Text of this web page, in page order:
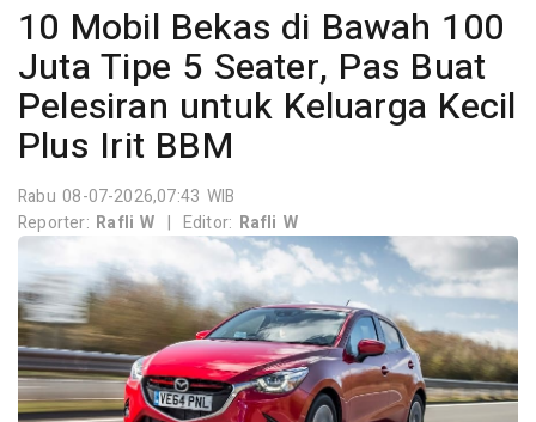
10 Mobil Bekas di Bawah 100
Juta Tipe 5 Seater, Pas Buat
Pelesiran untuk Keluarga Kecil
Plus Irit BBM
Rabu 08-07-2026,07:43 WIB
Reporter: Rafli W | Editor: Rafli W